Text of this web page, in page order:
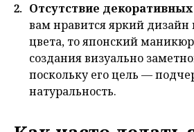
Отсутствие
вам нравится яркий
цвета, то японский
создания визуально
поскольку его цель —
натуральность.